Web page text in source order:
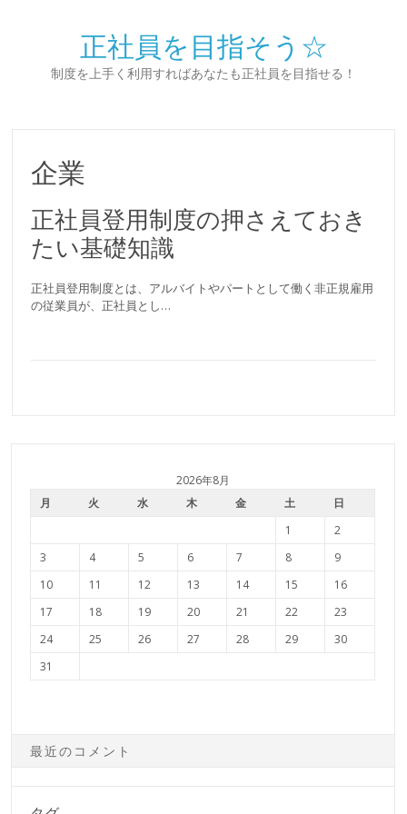
正社員を目指そう☆
制度を上手く利用すればあなたも正社員を目指せる！
企業
正社員登用制度の押さえておき
たい基礎知識
正社員登用制度とは、アルバイトやパートとして働く非正規雇用
の従業員が、正社員とし…
2026年8月
月
火 水 木 金 土
日
1
2
3
4 5 6 7 8
9
10
11 12 13 14 15
16
17
18 19 20 21 22
23
24
25 26 27 28 29
30
31
最近のコメント